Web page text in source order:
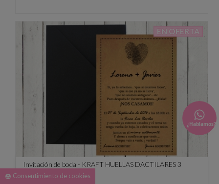
Invitación de boda - KRAFT HUELLAS DACTILARES 3
EN OFERTA
¿Hablamos?
group_work Consentimiento de cookies